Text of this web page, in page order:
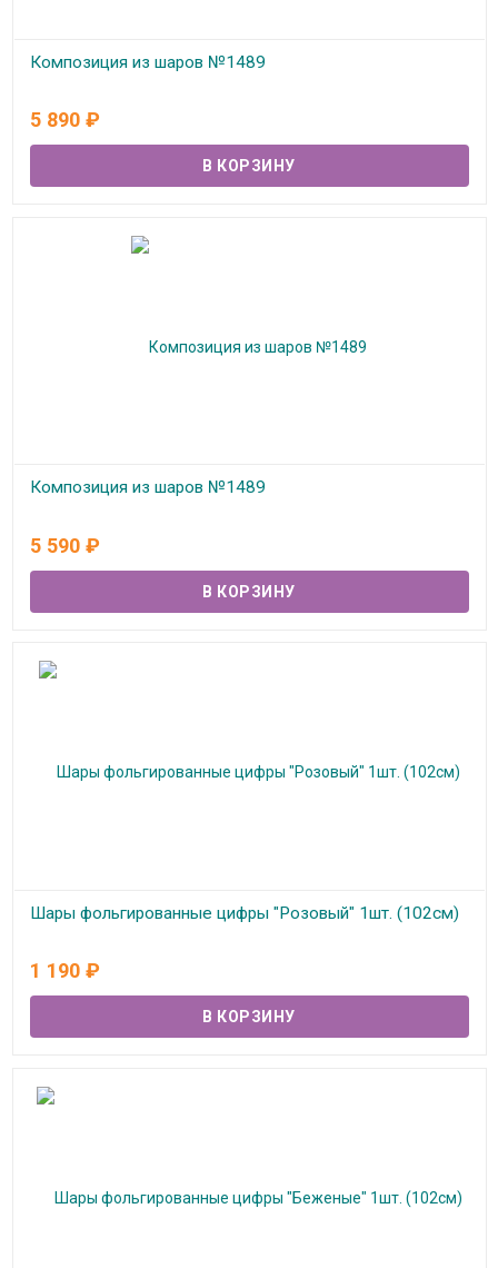
Композиция из шаров №1489
5 890 ₽
Композиция из шаров №1489
5 590 ₽
Шары фольгированные цифры "Розовый" 1шт. (102см)
1 190 ₽